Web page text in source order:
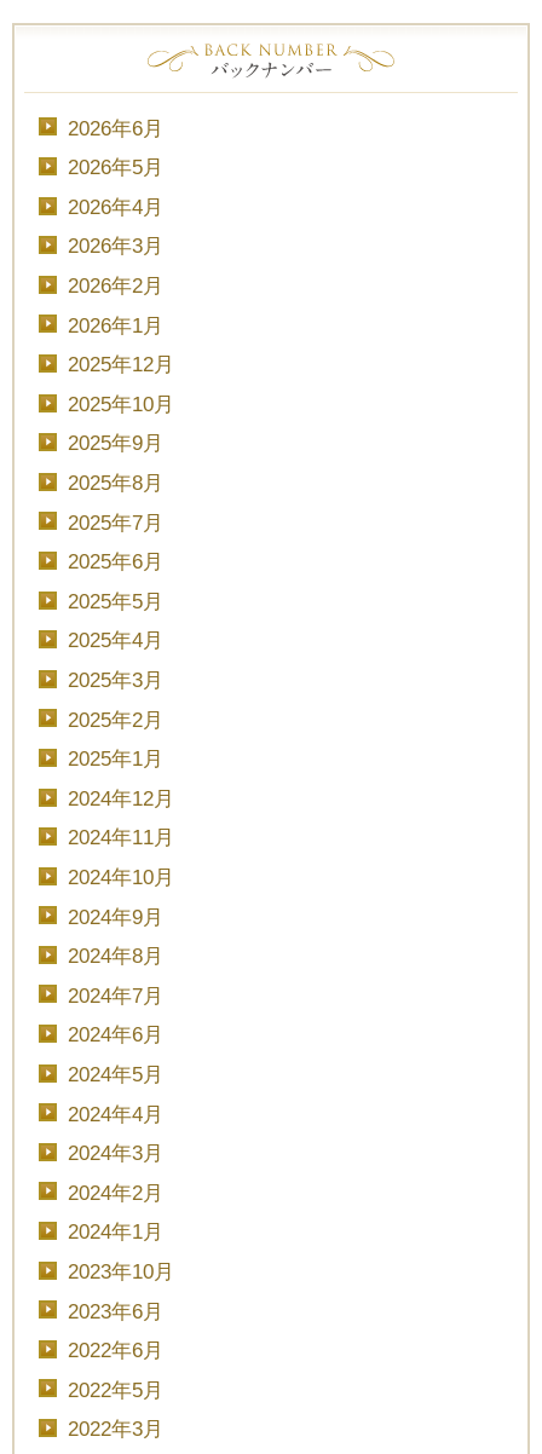
2026年6月
2026年5月
2026年4月
2026年3月
2026年2月
2026年1月
2025年12月
2025年10月
2025年9月
2025年8月
2025年7月
2025年6月
2025年5月
2025年4月
2025年3月
2025年2月
2025年1月
2024年12月
2024年11月
2024年10月
2024年9月
2024年8月
2024年7月
2024年6月
2024年5月
2024年4月
2024年3月
2024年2月
2024年1月
2023年10月
2023年6月
2022年6月
2022年5月
2022年3月